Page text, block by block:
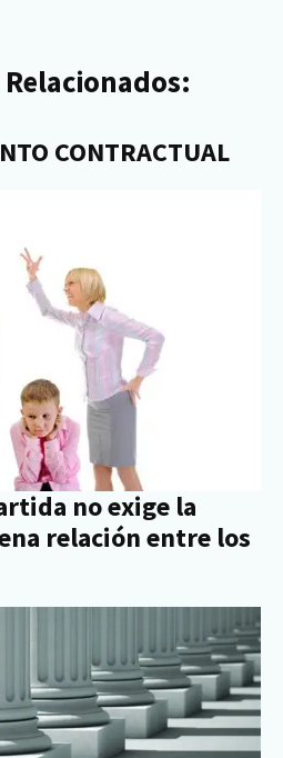
CONTRACTUAL
no exige la
relación entre los